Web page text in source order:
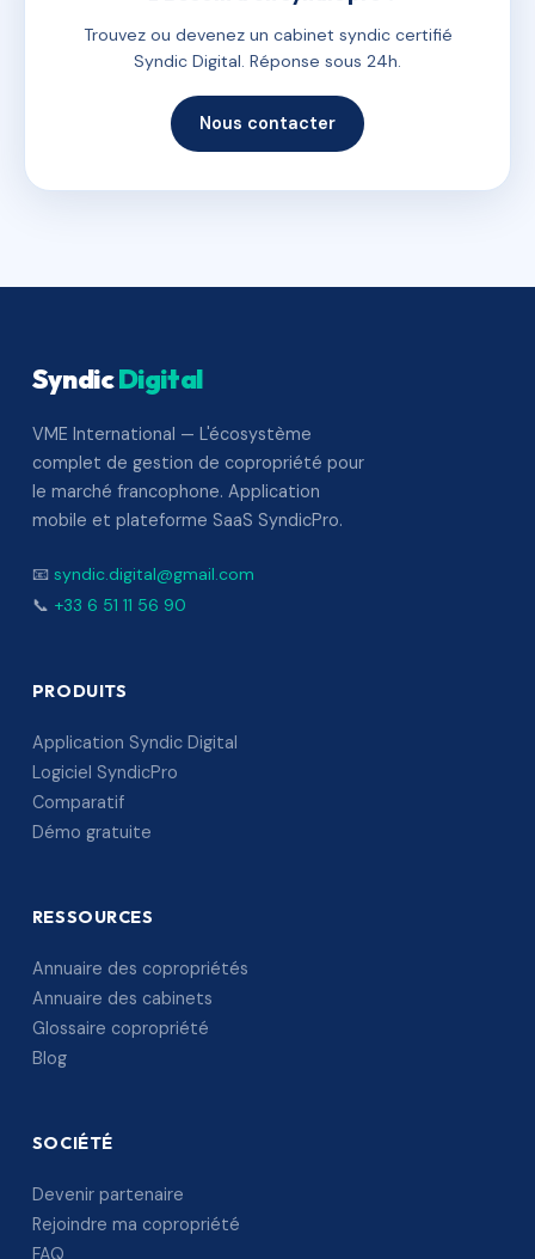
Trouvez ou devenez un cabinet syndic certifié
Syndic Digital. Réponse sous 24h.
Nous contacter
SyndicDigital
VME International — L'écosystème
complet de gestion de copropriété pour
le marché francophone. Application
mobile et plateforme SaaS SyndicPro.
📧 syndic.digital@gmail.com
📞 +33 6 51 11 56 90
PRODUITS
Application Syndic Digital
Logiciel SyndicPro
Comparatif
Démo gratuite
RESSOURCES
Annuaire des copropriétés
Annuaire des cabinets
Glossaire copropriété
Blog
SOCIÉTÉ
Devenir partenaire
Rejoindre ma copropriété
FAQ